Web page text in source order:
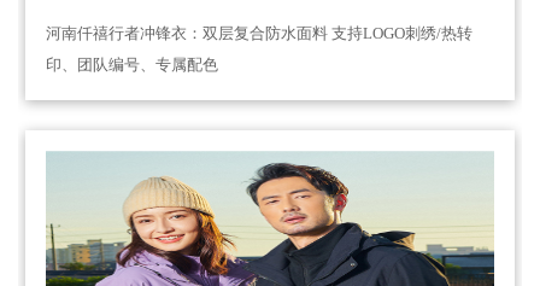
河南仟禧行者冲锋衣：双层复合防水面料 支持LOGO刺绣/热转
印、团队编号、专属配色​​​